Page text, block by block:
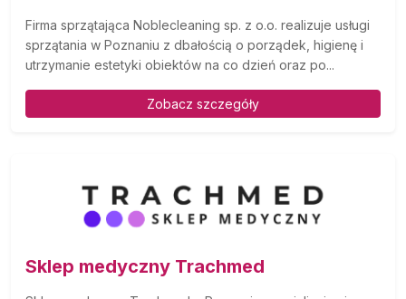
Firma sprzątająca Noblecleaning sp. z o.o. realizuje usługi
sprzątania w Poznaniu z dbałością o porządek, higienę i
utrzymanie estetyki obiektów na co dzień oraz po...
Zobacz szczegóły
Sklep medyczny Trachmed